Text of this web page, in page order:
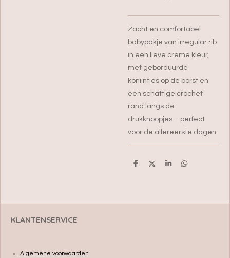
Zacht en comfortabel
babypakje van irregular rib
in een lieve creme kleur,
met geborduurde
konijntjes op de borst en
een schattige crochet
rand langs de
drukknoopjes – perfect
voor de allereerste dagen.
D
D
S
D
KLANTENSERVICE
Algemene voorwaarden